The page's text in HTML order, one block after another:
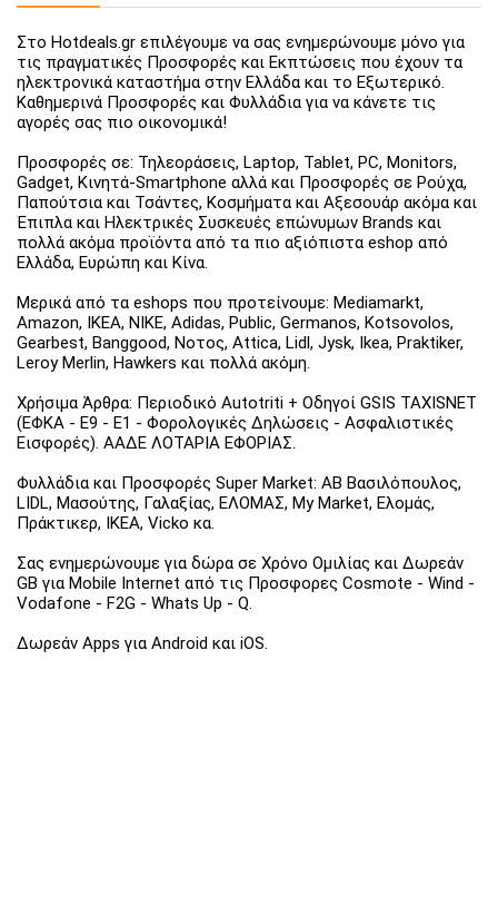
Στο Hotdeals.gr επιλέγουμε να σας ενημερώνουμε μόνο για
τις πραγματικές Προσφορές και Εκπτώσεις που έχουν τα
ηλεκτρονικά καταστήμα στην Ελλάδα και το Εξωτερικό.
Καθημερινά Προσφορές και Φυλλάδια για να κάνετε τις
αγορές σας πιο οικονομικά!
Προσφορές σε: Τηλεοράσεις, Laptop, Tablet, PC, Monitors,
Gadget, Κινητά-Smartphone αλλά και Προσφορές σε Ρούχα,
Παπούτσια και Τσάντες, Κοσμήματα και Αξεσουάρ ακόμα και
Έπιπλα και Ηλεκτρικές Συσκευές επώνυμων Brands και
πολλά ακόμα προϊόντα από τα πιο αξιόπιστα eshop από
Ελλάδα, Ευρώπη και Κίνα.
Μερικά από τα eshops που προτείνουμε: Mediamarkt,
Amazon, IKEA, NIKE, Adidas, Public, Germanos, Kotsovolos,
Gearbest, Banggood, Νοτος, Attica, Lidl, Jysk, Ikea, Praktiker,
Leroy Merlin, Hawkers και πολλά ακόμη.
Χρήσιμα Άρθρα: Περιοδικό Autotriti + Οδηγοί GSIS TAXISNET
(ΕΦΚΑ - Ε9 - Ε1 - Φορολογικές Δηλώσεις - Ασφαλιστικές
Εισφορές). ΑΑΔΕ ΛΟΤΑΡΙΑ ΕΦΟΡΙΑΣ.
Φυλλάδια και Προσφορές Super Market: ΑΒ Βασιλόπουλος,
LIDL, Μασούτης, Γαλαξίας, ΕΛΟΜΑΣ, My Market, Ελομάς,
Πράκτικερ, ΙΚΕΑ, Vicko κα.
Σας ενημερώνουμε για δώρα σε Χρόνο Ομιλίας και Δωρεάν
GB για Mobile Internet από τις Προσφορες Cosmote - Wind -
Vodafone - F2G - Whats Up - Q.
Δωρεάν Apps για Android και iOS.